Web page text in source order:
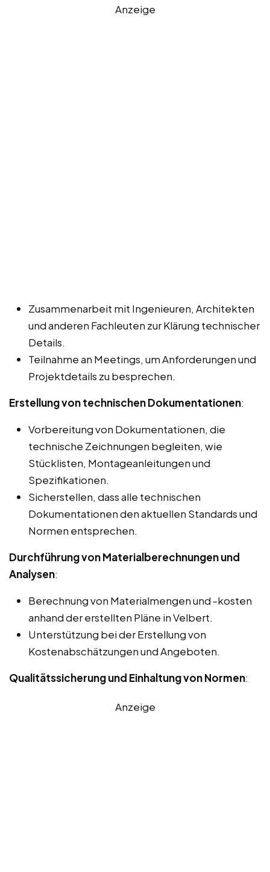
Anzeige
Zusammenarbeit mit Ingenieuren, Architekten
und anderen Fachleuten zur Klärung technischer
Details.
Teilnahme an Meetings, um Anforderungen und
Projektdetails zu besprechen.
Erstellung von technischen Dokumentationen:
Vorbereitung von Dokumentationen, die
technische Zeichnungen begleiten, wie
Stücklisten, Montageanleitungen und
Spezifikationen.
Sicherstellen, dass alle technischen
Dokumentationen den aktuellen Standards und
Normen entsprechen.
Durchführung von Materialberechnungen und
Analysen:
Berechnung von Materialmengen und -kosten
anhand der erstellten Pläne in Velbert.
Unterstützung bei der Erstellung von
Kostenabschätzungen und Angeboten.
Qualitätssicherung und Einhaltung von Normen:
Anzeige